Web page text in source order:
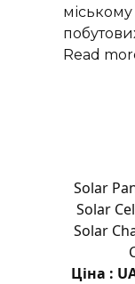
міському
Read
Solar
Solar
Solar
Ціна :